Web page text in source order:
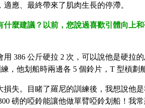
應、最終帶來了肌肉生長的停滯。
麼建議？以前，您說過喜歡引體向上
386 公斤硬拉 2 次，可以說他是硬拉
，他划船時兩邊各 5 個鈴片，T 型槓劃
失。目睹了羅尼的訓練後，我想說他
磅的啞鈴能讓他做單臂啞鈴划船！我